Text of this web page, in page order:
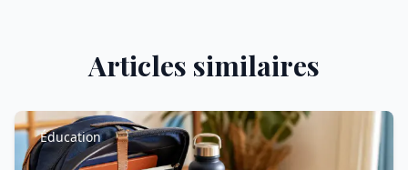
Articles similaires
Éducation